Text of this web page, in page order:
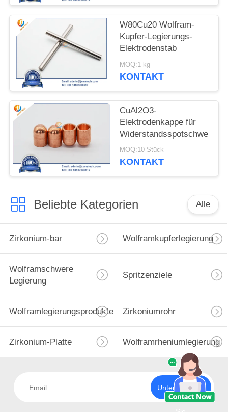
PRIVACY
POLICY
W80Cu20 Wolfram-
Kupfer-Legierungs-
Elektrodenstab
MOQ:1 kg
KONTAKT
CuAl2O3-
Elektrodenkappe für
Widerstandsspotschweißen
MOQ:10 Stück
KONTAKT
Beliebte Kategorien Alle
Zirkonium-bar Wolframkupferlegierung
Wolframschwere
Legierung
Spritzenziele
Wolframlegierungsprodukte Zirkoniumrohr
Zirkonium-Platte Wolframrheniumlegierung
Unterzeichnen